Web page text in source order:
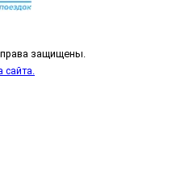
права защищены.
сайта.